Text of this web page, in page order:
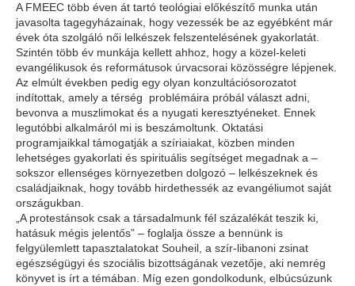
A FMEEC több éven át tartó teológiai előkészítő munka után
javasolta tagegyházainak, hogy vezessék be az egyébként már
évek óta szolgáló női lelkészek felszentelésének gyakorlatát.
Szintén több év munkája kellett ahhoz, hogy a közel-keleti
evangélikusok és reformátusok úrvacsorai közösségre lépjenek.
Az elmúlt években pedig egy olyan konzultációsorozatot
indítottak, amely a térség problémáira próbál választ adni,
bevonva a muszlimokat és a nyugati keresztyéneket. Ennek
legutóbbi alkalmáról mi is beszámoltunk. Oktatási
programjaikkal támogatják a szíriaiakat, közben minden
lehetséges gyakorlati és spirituális segítséget megadnak a –
sokszor ellenséges környezetben dolgozó – lelkészeknek és
családjaiknak, hogy tovább hirdethessék az evangéliumot saját
országukban.
„A protestánsok csak a társadalmunk fél százalékát teszik ki,
hatásuk mégis jelentős” – foglalja össze a bennünk is
felgyülemlett tapasztalatokat Souheil, a szír-libanoni zsinat
egészségügyi és szociális bizottságának vezetője, aki nemrég
könyvet is írt a témában. Míg ezen gondolkodunk, elbúcsúzunk